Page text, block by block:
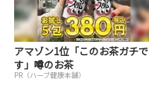
アマゾン1位「このお茶ガチで
す」噂のお茶
PR（ハーブ健康本舗）